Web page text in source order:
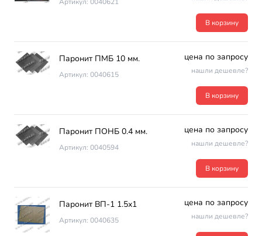
В корзину
Паронит ПМБ 10 мм.
Артикул: 0040615
цена по запросу
нашли дешевле?
В корзину
Паронит ПОНБ 0.4 мм.
Артикул: 0040594
цена по запросу
нашли дешевле?
В корзину
Паронит ВП-1 1.5х1
Артикул: 0040635
цена по запросу
нашли дешевле?